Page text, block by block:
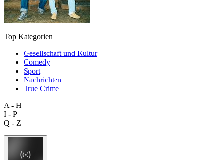
Top Kategorien
Gesellschaft und Kultur
Comedy
Sport
Nachrichten
True Crime
A - H
I - P
Q - Z